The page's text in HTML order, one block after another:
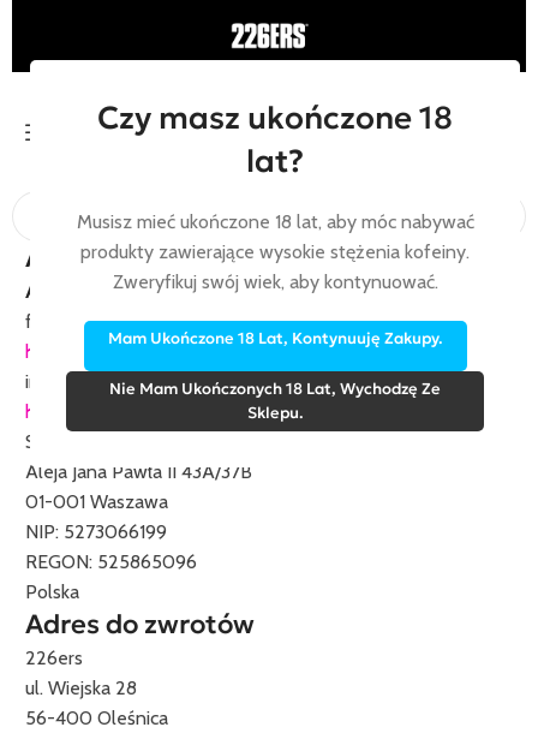
Czy masz ukończone 18
lat?
Musisz mieć ukończone 18 lat, aby móc nabywać
produkty zawierające wysokie stężenia kofeiny.
Zweryfikuj swój wiek, aby kontynuować.
Mam Ukończone 18 Lat, Kontynuuję Zakupy.
Nie Mam Ukończonych 18 Lat, Wychodzę Ze
Sklepu.
Adres rejestrowy spółki
Aleja Jana Pawła II 43A/37B
fb & messenger:
https://www.facebook.com/226erspl
instagram:
https://www.instagram.com/226erspoland
SPORTS WONDERLAND SP. Z O.O.
Aleja Jana Pawła II 43A/37B
01-001 Waszawa
NIP: 5273066199
REGON: 525865096
Polska
Adres do zwrotów
226ers
ul. Wiejska 28
56-400 Oleśnica